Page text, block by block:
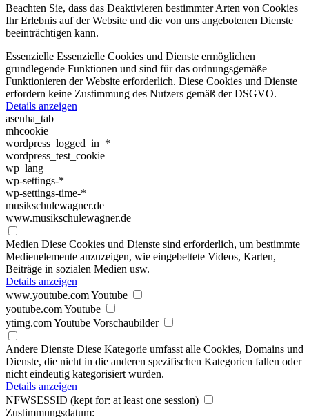
Beachten Sie, dass das Deaktivieren bestimmter Arten von Cookies
Ihr Erlebnis auf der Website und die von uns angebotenen Dienste
beeinträchtigen kann.
Essenzielle Essenzielle Cookies und Dienste ermöglichen
grundlegende Funktionen und sind für das ordnungsgemäße
Funktionieren der Website erforderlich. Diese Cookies und Dienste
erfordern keine Zustimmung des Nutzers gemäß der DSGVO.
Details anzeigen
asenha_tab
mhcookie
wordpress_logged_in_*
wordpress_test_cookie
wp_lang
wp-settings-*
wp-settings-time-*
musikschulewagner.de
www.musikschulewagner.de
Medien Diese Cookies und Dienste sind erforderlich, um bestimmte
Medienelemente anzuzeigen, wie eingebettete Videos, Karten,
Beiträge in sozialen Medien usw.
Details anzeigen
www.youtube.comYoutube
youtube.comYoutube
ytimg.comYoutube Vorschaubilder
Andere Dienste Diese Kategorie umfasst alle Cookies, Domains und
Dienste, die nicht in die anderen spezifischen Kategorien fallen oder
nicht eindeutig kategorisiert wurden.
Details anzeigen
NFWSESSID (kept for: at least one session)
Zustimmungsdatum: